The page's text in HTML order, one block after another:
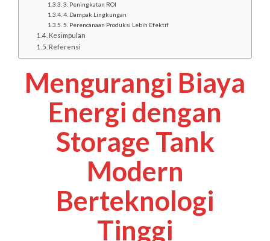
3. Peningkatan ROI
4. Dampak Lingkungan
5. Perencanaan Produksi Lebih Efektif
Kesimpulan
Referensi
Mengurangi Biaya
Energi dengan
Storage Tank
Modern
Berteknologi
Tinggi